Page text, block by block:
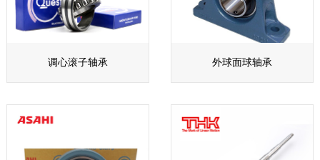
调心滚子轴承 外球面球轴承